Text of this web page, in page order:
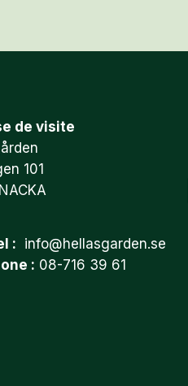
de visite
101
: info@hellasgarden.se
: 08-716 39 61